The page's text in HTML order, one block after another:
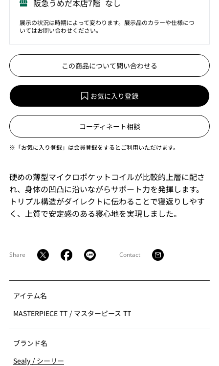
阪急うめだ本店7階 なし
展示の状況は時期によって変わります。展示品のカラーや仕様につ
いてはお問い合わせください。
この商品について問い合わせる
お気に入り登録
コーディネート相談
※「お気に入り登録」は会員登録をするとご利用いただけます。
硬めの薄型マイクロポケットコイルが比較的上層に配さ
れ、身体の凹凸に沿いながらサポート力を発揮します。
トリプル構造がダイレクトに伝わることで寝返りしやす
く、上質で安定感のある寝心地を実現しました。
Share Contact
アイテム名
MASTERPIECE TT / マスターピース TT
ブランド名
Sealy / シーリー